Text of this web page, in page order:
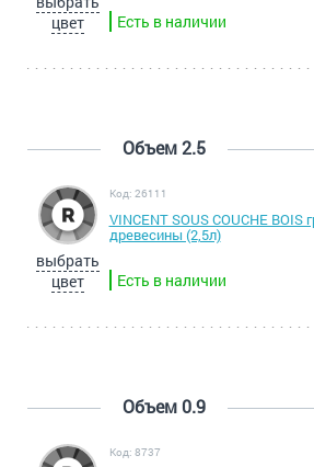
цвет
Есть в наличии
Объем 2.5
выбрать
цвет
Код: 26111
VINCENT SOUS COUCHE
древесины (2,5л)
Есть в наличии
Объем 0.9
Код: 8737